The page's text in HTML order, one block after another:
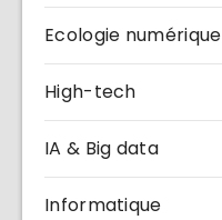
Ecologie numérique
High-tech
IA & Big data
Informatique